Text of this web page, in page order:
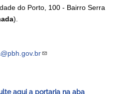
do Porto, 100 - Bairro Serra
).
aqui a portaria na aba